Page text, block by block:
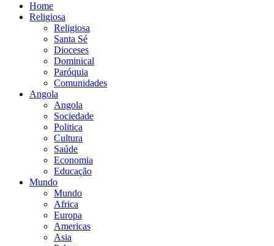
Home
Religiosa
Religiosa
Santa Sé
Dioceses
Dominical
Paróquia
Comunidades
Angola
Angola
Sociedade
Politica
Cultura
Saúde
Economia
Educação
Mundo
Mundo
Africa
Europa
Americas
Asia